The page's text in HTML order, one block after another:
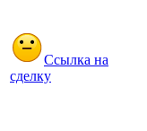
Ссылка на
сделку